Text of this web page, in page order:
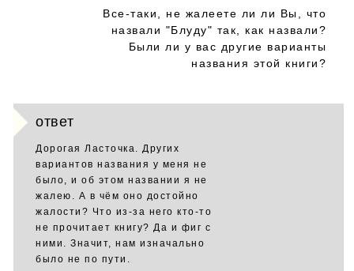
Все-таки, не жалеете ли ли Вы, что
назвали "Блуду" так, как назвали?
Были ли у вас другие варианты
названия этой книги?
ответ
Дорогая Ласточка. Других
вариантов названия у меня не
было, и об этом названии я не
жалею. А в чём оно достойно
жалости? Что из-за него кто-то
не прочитает книгу? Да и фиг с
ними. Значит, нам изначально
было не по пути.